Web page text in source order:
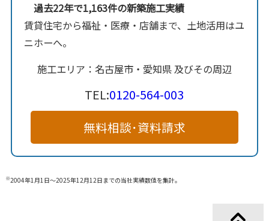
過去22年で1,163件の新築施工実績
賃貸住宅から福祉・医療・店舗まで、土地活用はユ
ニホーへ。
施工エリア：名古屋市・愛知県 及びその周辺
TEL:0120-564-003
無料相談･資料請求
※2004年1月1日～2025年12月12日までの当社実績数値を集計。